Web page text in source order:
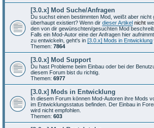
[3.0.x] Mod Suche/Anfragen
Du suchst einen bestimmten Mod, weißt aber nicht
überhaupt existiert? Wenn dir dieser Artikel nicht
den von dir gewünschten/gesuchten Mod
Falls ein Mod-Autor eine der Anfragen hier
zu entwickeln, geht's in [3.0.x] Mods in Entwicklung
Themen: 7864
[3.0.x] Mod Support
Du hast Probleme beim Einbau oder bei der
diesem Forum bist du richtig.
Themen: 6977
[3.0.x] Mods in Entwicklung
In diesem Forum können Mod-Autoren ihre Mods
im Entwicklungsstatus befinden. Der Einbau in
wird nicht empfohlen.
Themen: 603